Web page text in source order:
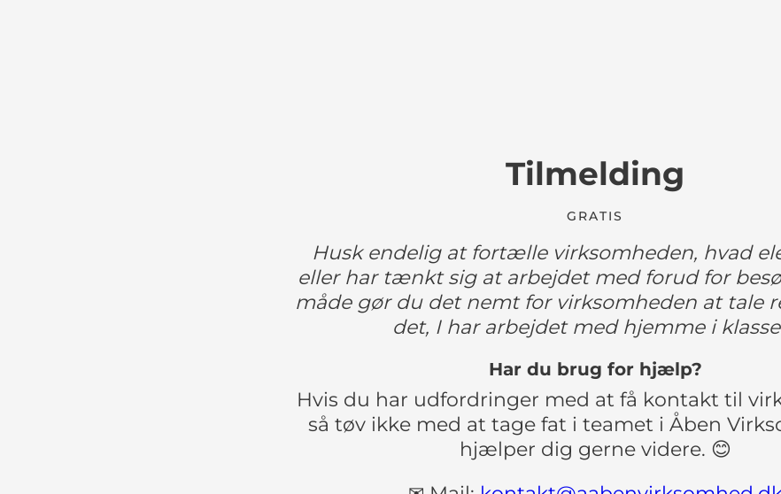
Tilmelding
GRATIS
Husk endelig at fortælle virksomheden, hvad
eller har tænkt sig at arbejdet med forud for
måde gør du det nemt for virksomheden at tale
det, I har arbejdet med hjemme i
Har du brug for hjælp?
Hvis du har udfordringer med at få kontakt til
så tøv ikke med at tage fat i teamet i Åben
hjælper dig gerne videre. 😊